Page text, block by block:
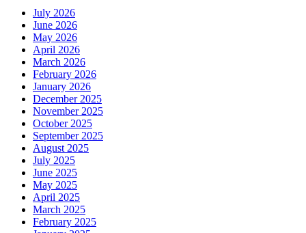
July 2026
June 2026
May 2026
April 2026
March 2026
February 2026
January 2026
December 2025
November 2025
October 2025
September 2025
August 2025
July 2025
June 2025
May 2025
April 2025
March 2025
February 2025